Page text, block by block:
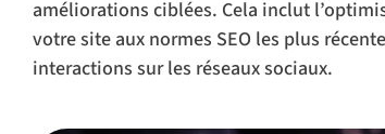
améliorations ciblées. Cela inclut
votre site aux normes SEO les plus
interactions sur les réseaux sociaux.